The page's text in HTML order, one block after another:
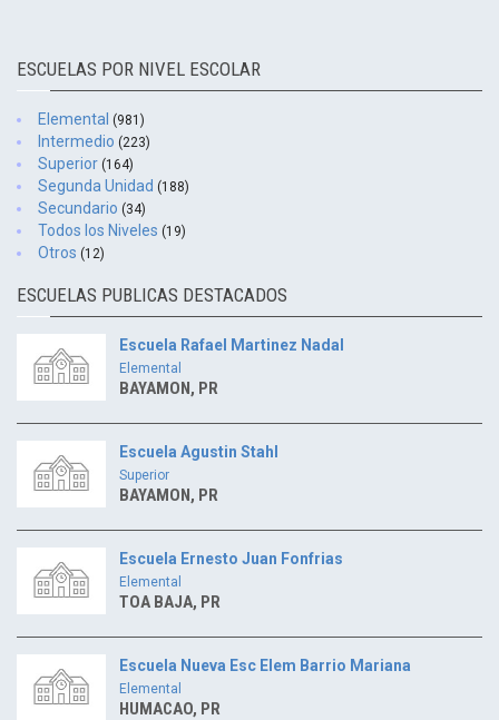
ESCUELAS POR NIVEL ESCOLAR
Elemental (981)
Intermedio (223)
Superior (164)
Segunda Unidad (188)
Secundario (34)
Todos los Niveles (19)
Otros (12)
ESCUELAS PUBLICAS DESTACADOS
Escuela Rafael Martinez Nadal
Elemental
BAYAMON, PR
Escuela Agustin Stahl
Superior
BAYAMON, PR
Escuela Ernesto Juan Fonfrias
Elemental
TOA BAJA, PR
Escuela Nueva Esc Elem Barrio Mariana
Elemental
HUMACAO, PR